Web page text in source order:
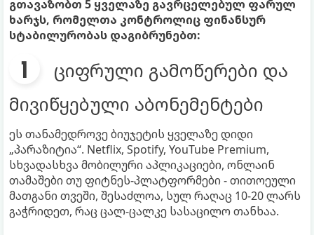
გთავაზობთ 5 ყველაზე გავრცელებულ ფარულ
ხარჯს, რომელთა კონტროლიც ფინანსურ
სტაბილურობას დაგიბრუნებთ:
ციფრული გამოწერები და
მივიწყებული აბონემენტები
ეს თანამედროვე ბიუჯეტის ყველაზე დიდი
„პარაზიტია“. Netflix, Spotify, YouTube Premium,
სხვადასხვა მობილური აპლიკაციები, ონლაინ
თამაშები თუ ფიტნეს-პლატფორმები - თითოეული
მათგანი თვეში, შესაძლოა, სულ რაღაც 10-20 ლარს
გაჭრიდეთ, რაც ცალ-ცალკე სასაცილო თანხაა.